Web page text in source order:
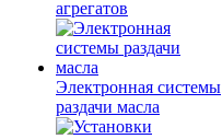
агрегатов
Электронная системы
раздачи масла